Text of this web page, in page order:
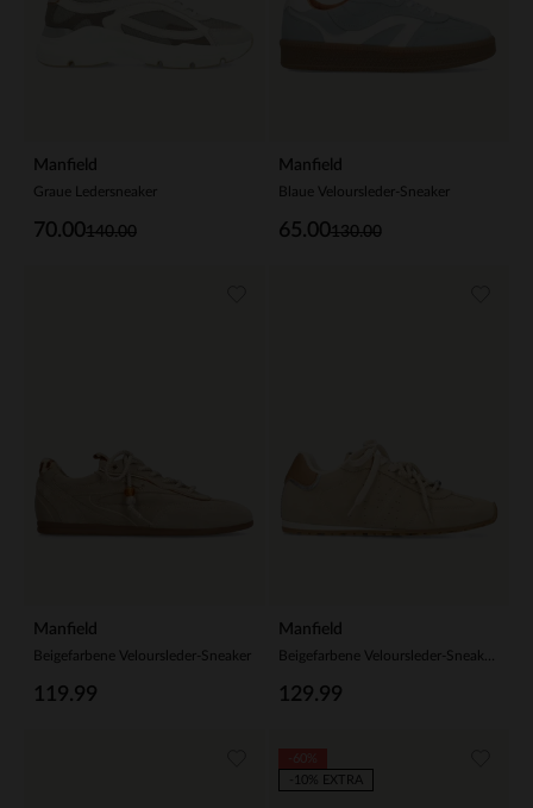
Manfield
Graue Ledersneaker
140.00
70.00
Manfield
Blaue Veloursleder-Sneaker
130.00
65.00
Manfield
Beigefarbene Veloursleder-Sneaker
119.99
Manfield
129.99
-10% EXTRA